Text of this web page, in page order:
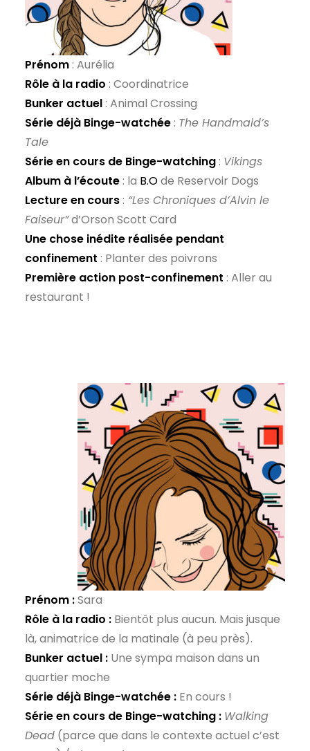
Prénom : Aurélia
Rôle à la radio : Coordinatrice
Bunker actuel : Animal Crossing
Série déjà Binge-watchée : The Handmaid’s
Tale
Série en cours de Binge-watching : Vikings
Album à l’écoute : la B.Ode Reservoir Dogs
Lecture en cours : “Les Chroniques d’Alvin le
Faiseur”d’Orson Scott Card
Une chose inédite réalisée pendant
confinement : Planter des poivrons
Première action post-confinement : Aller au
restaurant !
Prénom :Sara
Rôle à la radio : Bientôt plus aucun. Mais jusque
là, animatrice de la matinale (à peu près).
Bunker actuel : Une sympa maison dans un
quartier moche
Série déjà Binge-watchée : En cours !
Série en cours de Binge-watching : Walking
Dead (parce que dans le contexte actuel c’est